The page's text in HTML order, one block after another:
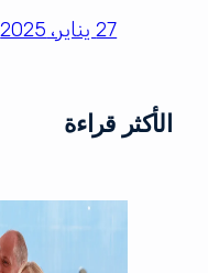
27 يناير، 2025
الأكثر قراءة